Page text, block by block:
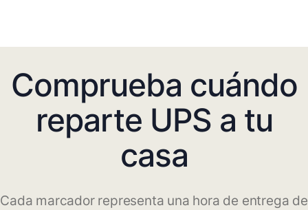
Comprueba cuándo
reparte UPS a tu
casa
Cada marcador representa una hora de entrega de